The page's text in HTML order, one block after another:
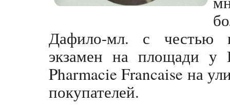
Дафило-мл. с честью
экзамен на площади
Pharmacie Francaise на
покупателей.